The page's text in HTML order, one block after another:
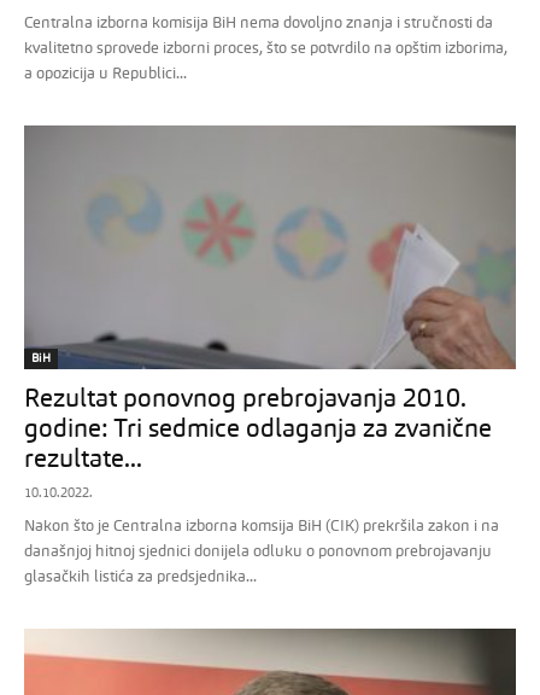
Centralna izborna komisija BiH nema dovoljno znanja i stručnosti da
kvalitetno sprovede izborni proces, što se potvrdilo na opštim izborima,
a opozicija u Republici...
BiH
Rezultat ponovnog prebrojavanja 2010.
godine: Tri sedmice odlaganja za zvanične
rezultate...
10.10.2022.
Nakon što je Centralna izborna komsija BiH (CIK) prekršila zakon i na
današnjoj hitnoj sjednici donijela odluku o ponovnom prebrojavanju
glasačkih listića za predsjednika...